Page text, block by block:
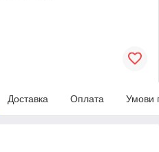
Доставка Оплата Умови